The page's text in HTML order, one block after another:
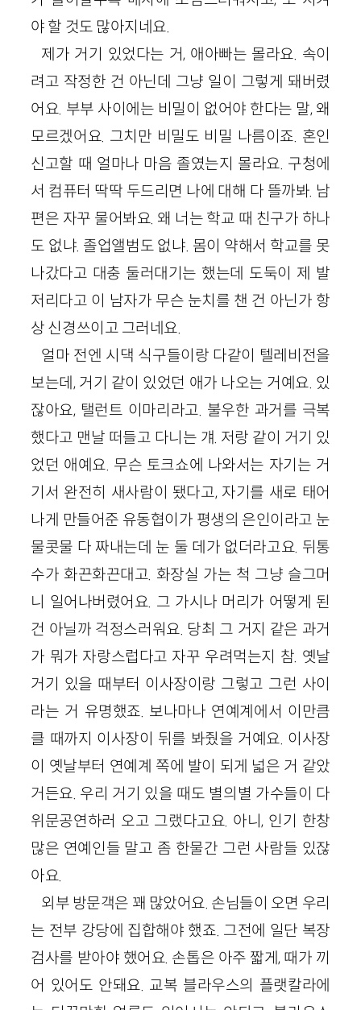
야 할 것도 많아지네요.
제가 거기 있었다는 거, 애아빠는 몰라요. 속이
려고 작정한 건 아닌데 그냥 일이 그렇게 돼버렸
어요. 부부 사이에는 비밀이 없어야 한다는 말, 왜
모르겠어요. 그치만 비밀도 비밀 나름이죠. 혼인
신고할 때 얼마나 마음 졸였는지 몰라요. 구청에
서 컴퓨터 딱딱 두드리면 나에 대해 다 뜰까봐. 남
편은 자꾸 물어봐요. 왜 너는 학교 때 친구가 하나
도 없냐. 졸업앨범도 없냐. 몸이 약해서 학교를 못
나갔다고 대충 둘러대기는 했는데 도둑이 제 발
저리다고 이 남자가 무슨 눈치를 챈 건 아닌가 항
상 신경쓰이고 그러네요.
얼마 전엔 시댁 식구들이랑 다같이 텔레비전을
보는데, 거기 같이 있었던 애가 나오는 거예요. 있
잖아요, 탤런트 이마리라고. 불우한 과거를 극복
했다고 맨날 떠들고 다니는 걔. 저랑 같이 거기 있
었던 애예요. 무슨 토크쇼에 나와서는 자기는 거
기서 완전히 새사람이 됐다고, 자기를 새로 태어
나게 만들어준 유동협이가 평생의 은인이라고 눈
물콧물 다 짜내는데 눈 둘 데가 없더라고요. 뒤통
수가 화끈화끈대고. 화장실 가는 척 그냥 슬그머
니 일어나버렸어요. 그 가시나 머리가 어떻게 된
건 아닐까 걱정스러워요. 당최 그 거지 같은 과거
가 뭐가 자랑스럽다고 자꾸 우려먹는지 참. 옛날
거기 있을 때부터 이사장이랑 그렇고 그런 사이
라는 거 유명했죠. 보나마나 연예계에서 이만큼
클 때까지 이사장이 뒤를 봐줬을 거예요. 이사장
이 옛날부터 연예계 쪽에 발이 되게 넓은 거 같았
거든요. 우리 거기 있을 때도 별의별 가수들이 다
위문공연하러 오고 그랬다고요. 아니, 인기 한창
많은 연예인들 말고 좀 한물간 그런 사람들 있잖
아요.
외부 방문객은 꽤 많았어요. 손님들이 오면 우리
는 전부 강당에 집합해야 했죠. 그전에 일단 복장
검사를 받아야 했어요. 손톱은 아주 짧게, 때가 끼
어 있어도 안돼요. 교복 블라우스의 플랫칼라에